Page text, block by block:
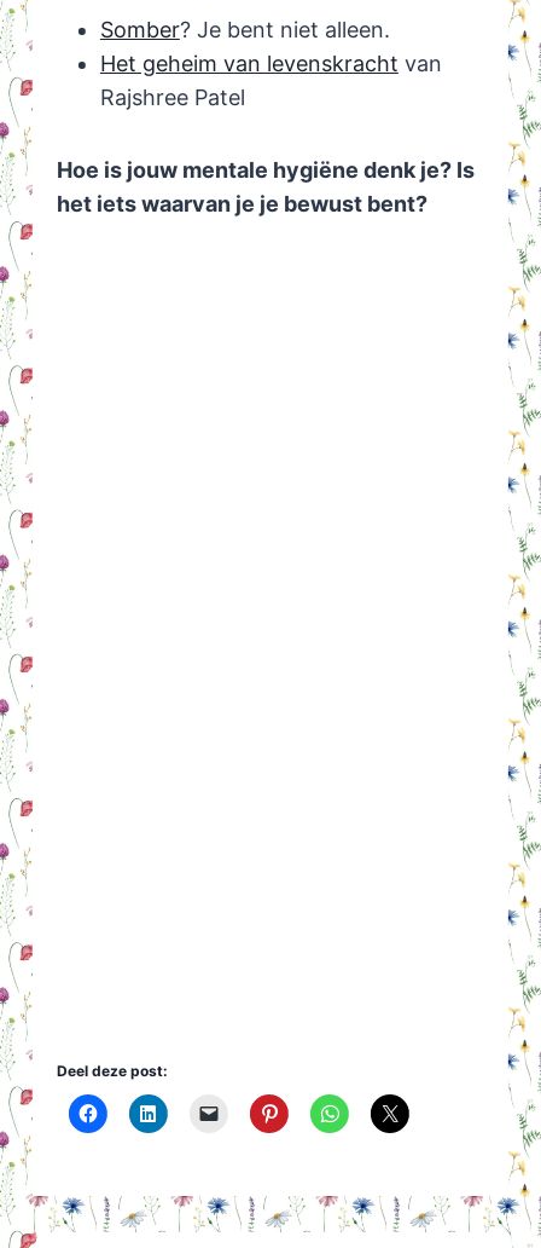
Somber? Je bent niet alleen.
Het geheim van levenskracht van
Rajshree Patel
Hoe is jouw mentale hygiëne denk je? Is
het iets waarvan je je bewust bent?
Deel deze post: